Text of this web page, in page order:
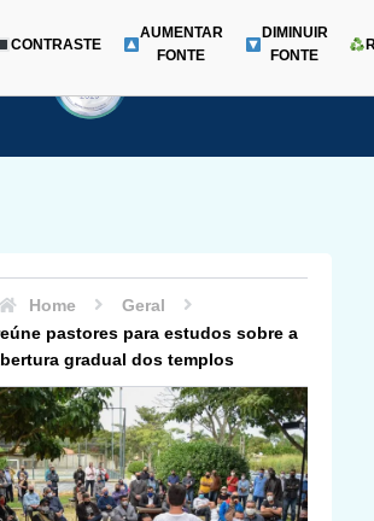
Menu
CONTRASTE
AUMENTAR
FONTE
DIMINUIR
FONTE
Home
Geral
pastores para estudos sobre a
gradual dos templos